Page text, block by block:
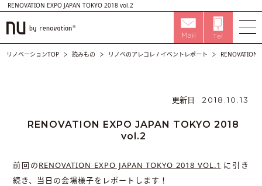
RENOVATION EXPO JAPAN TOKYO 2018 vol.2
リノベーションTOP 読みもの リノベのアレコレ / イベントレポート RENOVATION
更新日 2018.10.13
RENOVATION EXPO JAPAN TOKYO 2018
vol.2
前回のRENOVATION EXPO JAPAN TOKYO 2018 VOL.1 に引き
続き、当日の会場様子をレポートします！